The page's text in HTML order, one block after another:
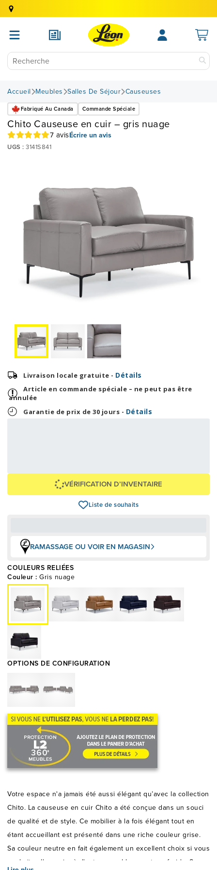
Accueil Meubles Salles De Séjour Causeuses
Fabriqué Au Canada Commande Spéciale
Chito Causeuse en cuir – gris nuage
7 avisÉcrire un avis
UGS : 3141S841
Livraison locale gratuite - Détails
Article en commande spéciale – ne peut pas être
annulée
Garantie de prix de 30 jours - Détails
VÉRIFICATION D’INVENTAIRE
Liste de souhaits
RAMASSAGE OU VOIR EN MAGASIN
COULEURS RELIÉES
Couleur : Gris nuage
OPTIONS DE CONFIGURATION
Votre espace n'a jamais été aussi élégant qu’avec la collection
Chito. La causeuse en cuir Chito a été conçue dans un souci
de qualité et de style. Ce mobilier à la fois élégant tout en
étant accueillant est présenté dans une riche couleur grise.
Sa couleur neutre en fait également un excellent choix si vous
souhaitez l'associer à d'autres meubles aux tons froids. Ses